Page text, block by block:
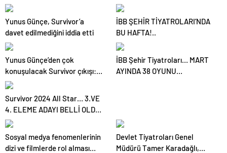
İKİNCİ ELEME ADAYI KİM
Yunus Günçe, Survivor’a
davet edilmediğini iddia etti
İBB ŞEHİR TİYATROLARI’NDA
BU HAFTA!..
Yunus Günçe’den çok
konuşulacak Survivor çıkışı:
Davet edilmeme rağmen
almadılar
İBB Şehir Tiyatroları… MART
AYINDA 38 OYUNU
Survivor 2024 All Star… 3.VE
4. ELEME ADAYI BELLİ OLDU,
SAKATLIKLAR ÜZDÜ!
Sosyal medya fenomenlerinin
dizi ve filmlerde rol alması
Devlet Tiyatroları Genel
Müdürü Tamer Karadağlı,